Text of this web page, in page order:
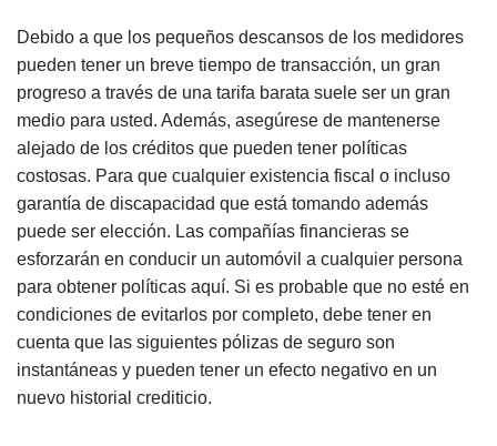
Debido a que los pequeños descansos de los medidores
pueden tener un breve tiempo de transacción, un gran
progreso a través de una tarifa barata suele ser un gran
medio para usted. Además, asegúrese de mantenerse
alejado de los créditos que pueden tener políticas
costosas. Para que cualquier existencia fiscal o incluso
garantía de discapacidad que está tomando además
puede ser elección. Las compañías financieras se
esforzarán en conducir un automóvil a cualquier persona
para obtener políticas aquí. Si es probable que no esté en
condiciones de evitarlos por completo, debe tener en
cuenta que las siguientes pólizas de seguro son
instantáneas y pueden tener un efecto negativo en un
nuevo historial crediticio.